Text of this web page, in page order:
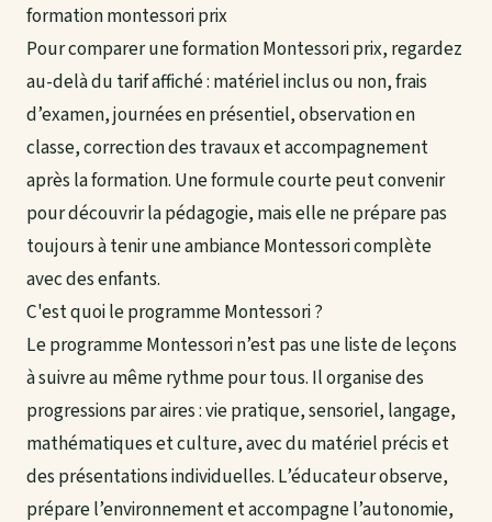
formation montessori prix
Pour comparer une formation Montessori prix, regardez
au-delà du tarif affiché : matériel inclus ou non, frais
d’examen, journées en présentiel, observation en
classe, correction des travaux et accompagnement
après la formation. Une formule courte peut convenir
pour découvrir la pédagogie, mais elle ne prépare pas
toujours à tenir une ambiance Montessori complète
avec des enfants.
C'est quoi le programme Montessori ?
Le programme Montessori n’est pas une liste de leçons
à suivre au même rythme pour tous. Il organise des
progressions par aires : vie pratique, sensoriel, langage,
mathématiques et culture, avec du matériel précis et
des présentations individuelles. L’éducateur observe,
prépare l’environnement et accompagne l’autonomie,